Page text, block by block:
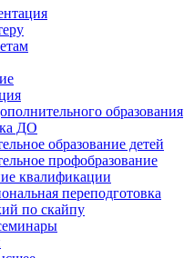
образования
ДО
образование детей
профобразование
квалификации
переподготовка
по скайпу